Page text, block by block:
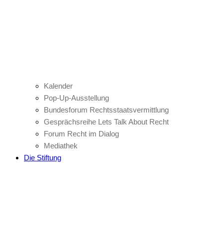
Kalender
Pop-Up-Ausstellung
Bundesforum Rechtsstaatsvermittlung
Gesprächsreihe Lets Talk About Recht
Forum Recht im Dialog
Mediathek
Die Stiftung